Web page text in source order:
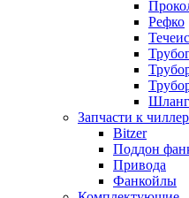
Рефко
Запчасти к
Bitzer
Поддон
Привода
Фанкойлы